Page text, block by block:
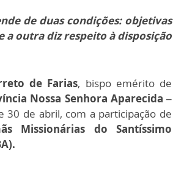
de duas condições: objetivas
a outra diz respeito à disposição
de Farias, bispo emérito de
Nossa Senhora Aparecida –
30 de abril, com a participação de
Missionárias do Santíssimo